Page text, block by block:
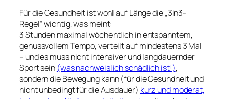
Für die Gesundheit ist wohl auf Länge die „3in3-
Regel“ wichtig, was meint:
3 Stunden maximal wöchentlich in entspanntem,
genussvollem Tempo, verteilt auf mindestens 3 Mal
– und es muss nicht intensiver und langdauernder
Sport sein (was nachweislich schädlich ist!),
sondern die Bewegung kann (für die Gesundheit und
nicht unbedingt für die Ausdauer) kurz und moderat,